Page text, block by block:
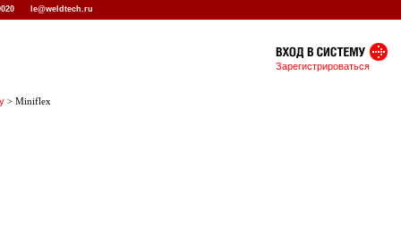
le@weldtech.ru
> Miniflex
Зарегистрироваться